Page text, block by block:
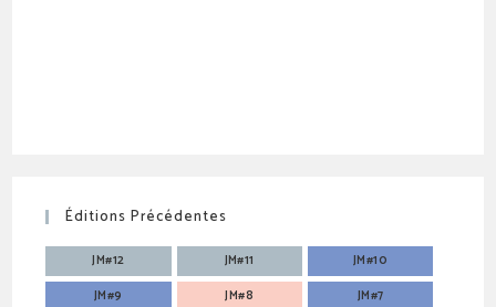
Éditions Précédentes
JM#12 JM#11
JM#10
JM#9
JM#8
JM#7